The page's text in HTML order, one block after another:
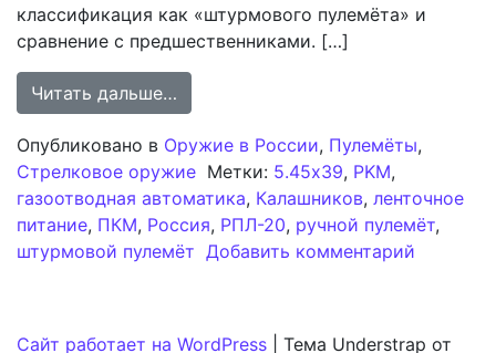
классификация как «штурмового пулемёта» и
сравнение с предшественниками. […]
Читать дальше…
Опубликовано в Оружие в России, Пулемёты,
Стрелковое оружие Метки: 5.45x39, PKM,
газоотводная автоматика, Калашников, ленточное
питание, ПКМ, Россия, РПЛ-20, ручной пулемёт,
штурмовой пулемёт Добавить комментарий
Сайт работает на WordPress Тема Understrap от